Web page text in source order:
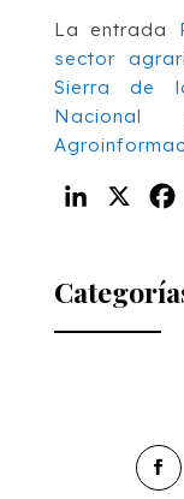
La entrada
sector
Sierra de
Nacional
LinkedIn